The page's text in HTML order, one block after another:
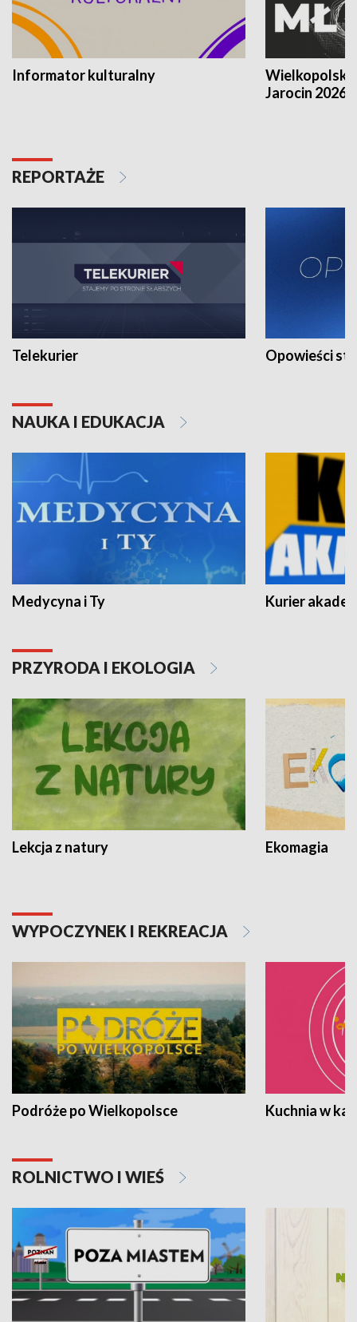
Informator kulturalny
Jarocin 2026
REPORTAŻE
Telekurier Opowieści
NAUKA I EDUKACJA
Medycyna i Ty Kurier
PRZYRODA I EKOLOGIA
Lekcja z natury Ekomagia
WYPOCZYNEK I REKREACJA
Podróże po Wielkopolsce Kuchnia w
ROLNICTWO I WIEŚ